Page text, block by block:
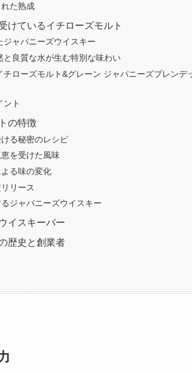
た熟成
けているイチローズモルト
ジャパニーズウイスキー
と良質な水が生む特別な味わい
チローズモルト&グレーン ジャパニーズブレンデ
ント
の特徴
る秘密のレシピ
を受けた風味
る味の変化
リース
ジャパニーズウイスキー
イスキーバー
歴史と創業者